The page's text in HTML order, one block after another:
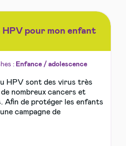
pour mon enfant
: Enfance / adolescence
HPV sont des virus très
nombreux cancers et
Afin de protéger les enfants
campagne de